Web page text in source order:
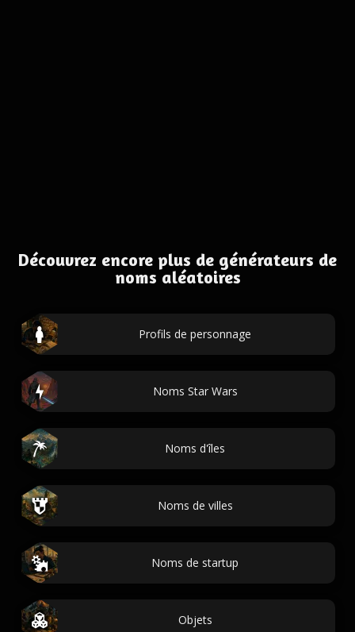
Découvrez encore plus de générateurs de
noms aléatoires
Profils de personnage
Noms Star Wars
Noms d'îles
Noms de villes
Noms de startup
Objets